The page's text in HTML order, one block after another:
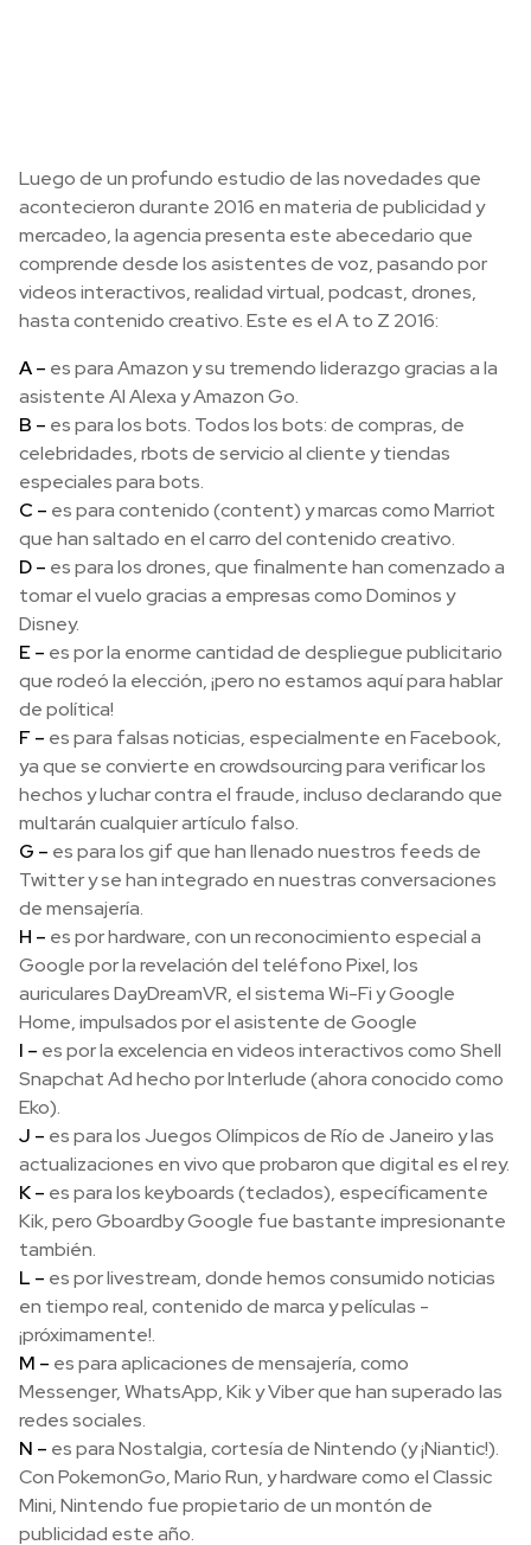
Luego de un profundo estudio de las novedades que
acontecieron durante 2016 en materia de publicidad y
mercadeo, la agencia presenta este abecedario que
comprende desde los asistentes de voz, pasando por
videos interactivos, realidad virtual, podcast, drones,
hasta contenido creativo. Este es el A to Z 2016:
A – es para Amazon y su tremendo liderazgo gracias a la
asistente AI Alexa y Amazon Go.
B – es para los bots. Todos los bots: de compras, de
celebridades, rbots de servicio al cliente y tiendas
especiales para bots.
C – es para contenido (content) y marcas como Marriot
que han saltado en el carro del contenido creativo.
D – es para los drones, que finalmente han comenzado a
tomar el vuelo gracias a empresas como Dominos y
Disney.
E – es por la enorme cantidad de despliegue publicitario
que rodeó la elección, ¡pero no estamos aquí para hablar
de política!
F – es para falsas noticias, especialmente en Facebook,
ya que se convierte en crowdsourcing para verificar los
hechos y luchar contra el fraude, incluso declarando que
multarán cualquier artículo falso.
G – es para los gif que han llenado nuestros feeds de
Twitter y se han integrado en nuestras conversaciones
de mensajería.
H – es por hardware, con un reconocimiento especial a
Google por la revelación del teléfono Pixel, los
auriculares DayDreamVR, el sistema Wi-Fi y Google
Home, impulsados por el asistente de Google
I – es por la excelencia en videos interactivos como Shell
Snapchat Ad hecho por Interlude (ahora conocido como
Eko).
J – es para los Juegos Olímpicos de Río de Janeiro y las
actualizaciones en vivo que probaron que digital es el rey.
K – es para los keyboards (teclados), específicamente
Kik, pero Gboardby Google fue bastante impresionante
también.
L – es por livestream, donde hemos consumido noticias
en tiempo real, contenido de marca y películas -
¡próximamente!.
M – es para aplicaciones de mensajería, como
Messenger, WhatsApp, Kik y Viber que han superado las
redes sociales.
N – es para Nostalgia, cortesía de Nintendo (y ¡Niantic!).
Con PokemonGo, Mario Run, y hardware como el Classic
Mini, Nintendo fue propietario de un montón de
publicidad este año.